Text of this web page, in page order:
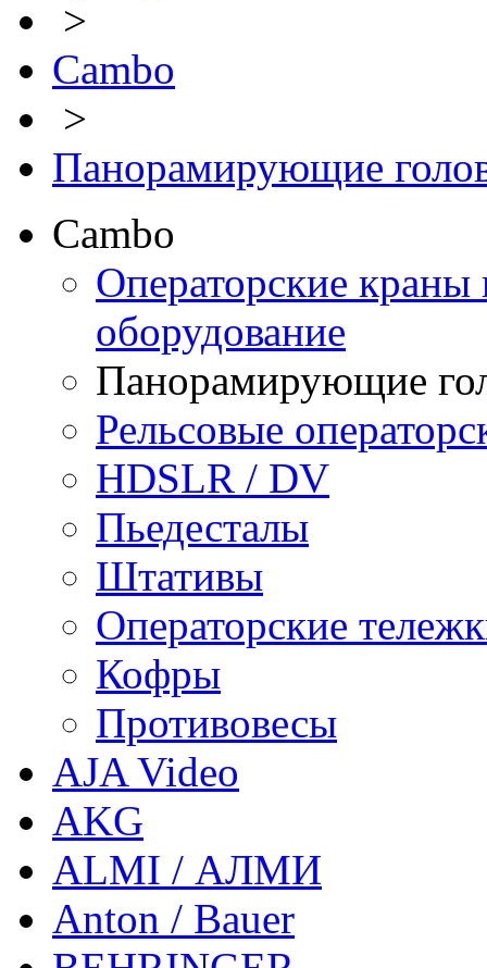
>
Cambo
>
Панорамирующие
Cambo
Операторские краны
оборудование
Панорамирующие
Рельсовые
HDSLR / DV
Пьедесталы
Штативы
Операторские
Кофры
Противовесы
AJA Video
AKG
ALMI / АЛМИ
Anton / Bauer